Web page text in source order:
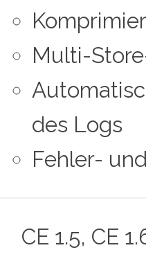
Multi-
des Logs
Fehler-
CE 1.5, CE